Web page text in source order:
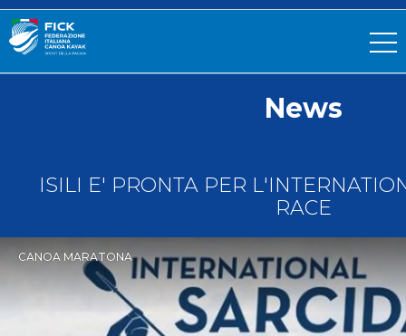
News
ISILI E' PRONTA PER
RACE
CANOA MARATONA